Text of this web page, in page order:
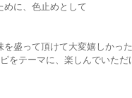
めに、色止めとして
盛って頂けて大変嬉しかった
をテーマに、楽しんでいただ